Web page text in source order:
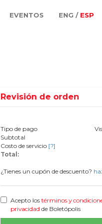
EVENTOS ENG / ESP
Revisión de orden
Tipo de pago
Subtotal
Costo de servicio [?]
Total:
¿Tienes un cupón de descuento?
Acepto los términos y
privacidad de Boletópolis